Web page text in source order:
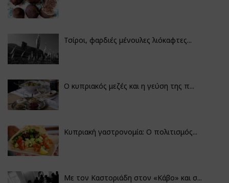
Τσίροι, φαρδιές μένουλες λιόκαφτες...
Ο κυπριακός μεζές και η γεύση της π...
Κυπριακή γαστρονομία: Ο πολιτισμός...
Με τον Καστοριάδη στον «Κάβο» και σ...